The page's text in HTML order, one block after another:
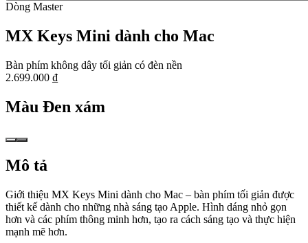
Dòng Master
MX Keys Mini dành cho Mac
Bàn phím không dây tối giản có đèn nền
2.699.000 ₫
Màu Đen xám
Mô tả
Giới thiệu MX Keys Mini dành cho Mac – bàn phím tối giản được
thiết kế dành cho những nhà sáng tạo Apple. Hình dáng nhỏ gọn
hơn và các phím thông minh hơn, tạo ra cách sáng tạo và thực hiện
mạnh mẽ hơn.